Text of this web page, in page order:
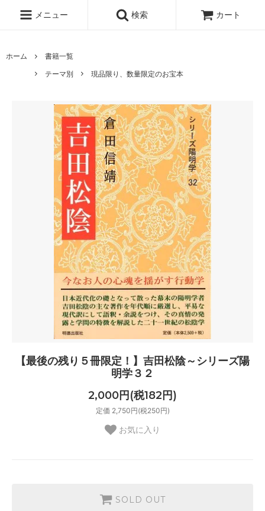
メニュー 検索 カート
ホーム
書籍一覧
テーマ別
現品限り、数量限定のお宝本
【最後の残り５冊限定！】吉田松陰～シリーズ陽
明学３２
2,000円(税182円)
定価 2,750円(税250円)
お気に入り
SOLD OUT